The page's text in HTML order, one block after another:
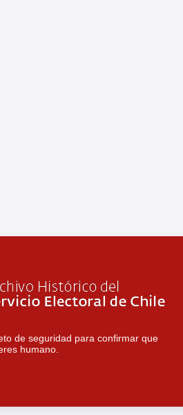
de seguridad para confirmar que
humano.